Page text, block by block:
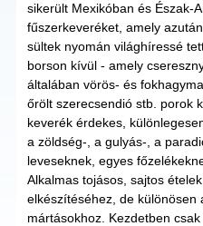
sikerült Mexikóban és Észak-
fűszerkeveréket, amely
sültek nyomán világhíressé
borson kívül - amely
általában vörös- és
őrölt szerecsendió stb. porok
keverék érdekes,
a zöldség-, a gulyás-, a
leveseknek, egyes
Alkalmas tojásos, sajtos
elkészítéséhez, de különösen
mártásokhoz. Kezdetben